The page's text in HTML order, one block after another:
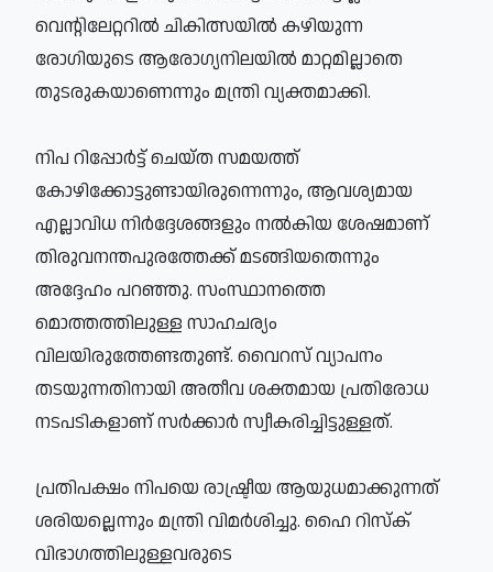
വെന്റിലേറ്ററില്‍ ചികിത്സയില്‍ കഴിയുന്ന
രോഗിയുടെ ആരോഗ്യനിലയില്‍ മാറ്റമില്ലാതെ
തുടരുകയാണെന്നും മന്ത്രി വ്യക്തമാക്കി.
നിപ റിപ്പോര്‍ട്ട് ചെയ്ത സമയത്ത്
കോഴിക്കോട്ടുണ്ടായിരുന്നെന്നും, ആവശ്യമായ
എല്ലാവിധ നിര്‍ദ്ദേശങ്ങളും നല്‍കിയ ശേഷമാണ്
തിരുവനന്തപുരത്തേക്ക് മടങ്ങിയതെന്നും
അദ്ദേഹം പറഞ്ഞു. സംസ്ഥാനത്തെ
മൊത്തത്തിലുള്ള സാഹചര്യം
വിലയിരുത്തേണ്ടതുണ്ട്. വൈറസ് വ്യാപനം
തടയുന്നതിനായി അതീവ ശക്തമായ പ്രതിരോധ
നടപടികളാണ് സര്‍ക്കാര്‍ സ്വീകരിച്ചിട്ടുള്ളത്.
പ്രതിപക്ഷം നിപയെ രാഷ്ട്രീയ ആയുധമാക്കുന്നത്
ശരിയല്ലെന്നും മന്ത്രി വിമര്‍ശിച്ചു. ഹൈ റിസ്‌ക്
വിഭാഗത്തിലുള്ളവരുടെ